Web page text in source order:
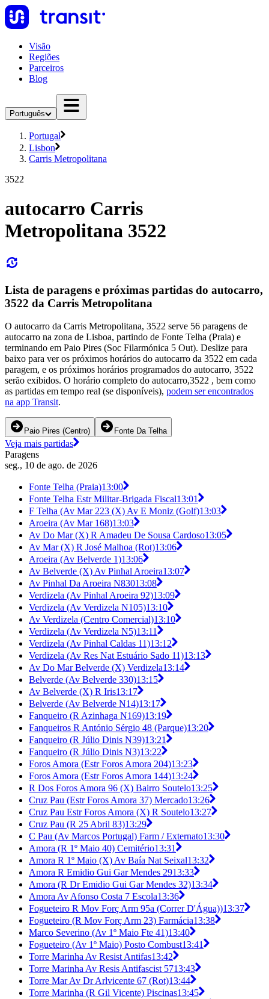
Visão
Regiões
Parceiros
Blog
Português
Portugal
Lisbon
Carris Metropolitana
3522
autocarro Carris
Metropolitana 3522
Lista de paragens e próximas partidas do autocarro,
3522 da Carris Metropolitana
O autocarro da Carris Metropolitana, 3522 serve 56 paragens de
autocarro na zona de Lisboa, partindo de Fonte Telha (Praia) e
terminando em Paio Pires (Soc Filarmónica 5 Out). Deslize para
baixo para ver os próximos horários do autocarro da 3522 em cada
paragem, e os próximos horários programados do autocarro, 3522
serão exibidos. O horário completo do autocarro,3522 , bem como
as partidas em tempo real (se disponíveis), podem ser encontrados
na app Transit.
Paio Pires (Centro) Fonte Da Telha
Veja mais partidas
Paragens
seg., 10 de ago. de 2026
Fonte Telha (Praia)13:00
Fonte Telha Estr Militar-Brigada Fiscal13:01
F Telha (Av Mar 223 (X) Av E Moniz (Golf)13:03
Aroeira (Av Mar 168)13:03
Av Do Mar (X) R Amadeu De Sousa Cardoso13:05
Av Mar (X) R José Malhoa (Rot)13:06
Aroeira (Av Belverde 1)13:06
Av Belverde (X) Av Pinhal Aroeira13:07
Av Pinhal Da Aroeira N83013:08
Verdizela (Av Pinhal Aroeira 92)13:09
Verdizela (Av Verdizela N105)13:10
Av Verdizela (Centro Comercial)13:10
Verdizela (Av Verdizela N5)13:11
Verdizela (Av Pinhal Caldas 11)13:12
Verdizela (Av Res Nat Estuário Sado 11)13:13
Av Do Mar Belverde (X) Verdizela13:14
Belverde (Av Belverde 330)13:15
Av Belverde (X) R Iris13:17
Belverde (Av Belverde N14)13:17
Fanqueiro (R Azinhaga N169)13:19
Fanqueiros R António Sérgio 48 (Parque)13:20
Fanqueiro (R Júlio Dinis N39)13:21
Fanqueiro (R Júlio Dinis N3)13:22
Foros Amora (Estr Foros Amora 204)13:23
Foros Amora (Estr Foros Amora 144)13:24
R Dos Foros Amora 96 (X) Bairro Soutelo13:25
Cruz Pau (Estr Foros Amora 37) Mercado13:26
Cruz Pau Estr Foros Amora (X) R Soutelo13:27
Cruz Pau (R 25 Abril 83)13:29
C Pau (Av Marcos Portugal) Farm / Externato13:30
Amora (R 1º Maio 40) Cemitério13:31
Amora R 1º Maio (X) Av Baía Nat Seixal13:32
Amora R Emidio Gui Gar Mendes 2913:33
Amora (R Dr Emidio Gui Gar Mendes 32)13:34
Amora Av Afonso Costa 7 Escola13:36
Fogueteiro R Mov Forç Arm 95a (Correr D'Água))13:37
Fogueteiro (R Mov Forç Arm 23) Farmácia13:38
Marco Severino (Av 1º Maio Fte 41)13:40
Fogueteiro (Av 1º Maio) Posto Combust13:41
Torre Marinha Av Resist Antifas13:42
Torre Marinha Av Resis Antifascist 5713:43
Torre Mar Av Dr Arlvicente 67 (Rot)13:44
Torre Marinha (R Gil Vicente) Piscinas13:45